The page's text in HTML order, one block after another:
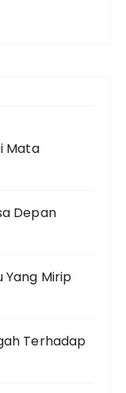
Mata
Depan
Yang Mirip
Terhadap